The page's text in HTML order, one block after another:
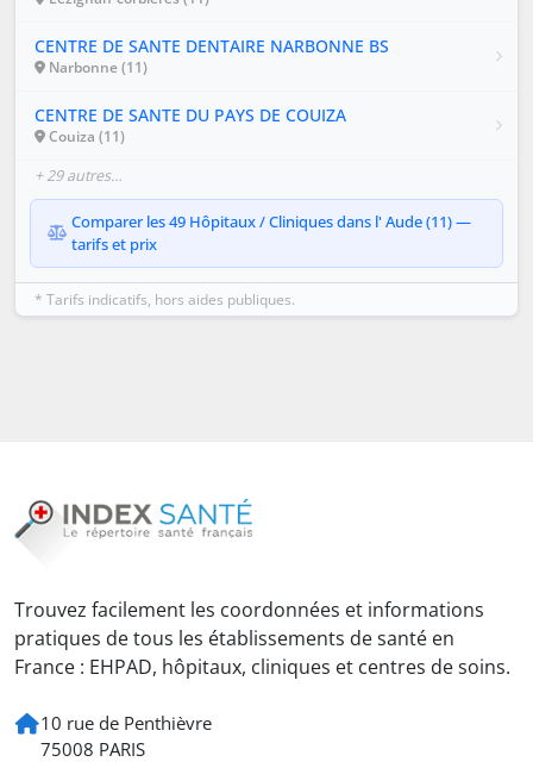
CENTRE DE SANTE DENTAIRE NARBONNE BS
Narbonne (11)
CENTRE DE SANTE DU PAYS DE COUIZA
Couiza (11)
+ 29 autres…
Comparer les 49 Hôpitaux / Cliniques dans l' Aude (11) —
tarifs et prix
* Tarifs indicatifs, hors aides publiques.
Trouvez facilement les coordonnées et informations
pratiques de tous les établissements de santé en
France : EHPAD, hôpitaux, cliniques et centres de soins.
10 rue de Penthièvre
75008 PARIS